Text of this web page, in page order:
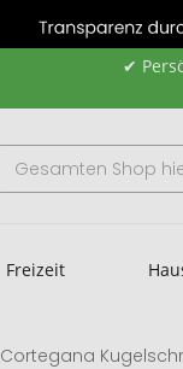
✔
Freizeit
Cortegana